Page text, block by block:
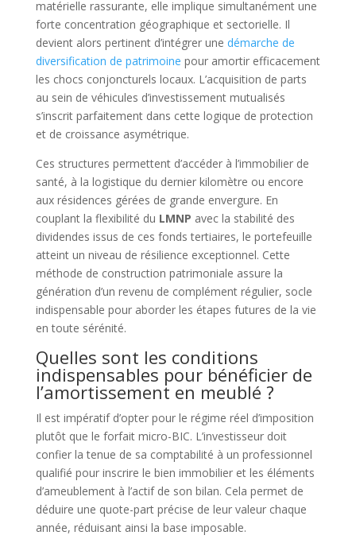
matérielle rassurante, elle implique simultanément une
forte concentration géographique et sectorielle. Il
devient alors pertinent d’intégrer une démarche de
diversification de patrimoine pour amortir efficacement
les chocs conjoncturels locaux. L’acquisition de parts
au sein de véhicules d’investissement mutualisés
s’inscrit parfaitement dans cette logique de protection
et de croissance asymétrique.
Ces structures permettent d’accéder à l’immobilier de
santé, à la logistique du dernier kilomètre ou encore
aux résidences gérées de grande envergure. En
couplant la flexibilité du LMNP avec la stabilité des
dividendes issus de ces fonds tertiaires, le portefeuille
atteint un niveau de résilience exceptionnel. Cette
méthode de construction patrimoniale assure la
génération d’un revenu de complément régulier, socle
indispensable pour aborder les étapes futures de la vie
en toute sérénité.
Quelles sont les conditions
indispensables pour bénéficier de
l’amortissement en meublé ?
Il est impératif d’opter pour le régime réel d’imposition
plutôt que le forfait micro-BIC. L’investisseur doit
confier la tenue de sa comptabilité à un professionnel
qualifié pour inscrire le bien immobilier et les éléments
d’ameublement à l’actif de son bilan. Cela permet de
déduire une quote-part précise de leur valeur chaque
année, réduisant ainsi la base imposable.